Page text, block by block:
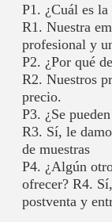
P1. ¿Cuál es la
R1. Nuestra
profesional y
P2. ¿Por qué
R2. Nuestros
precio.
P3. ¿Se
R3. Sí, le
de muestras
P4. ¿Algún
ofrecer? R4.
postventa y